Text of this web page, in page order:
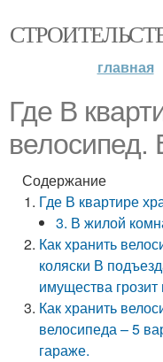
главная
Где В
велосипед.
Содержание
Где В квартире
3. В жилой
Как хранить
коляски В
имущества
Как хранить
велосипеда – 5
гараже.